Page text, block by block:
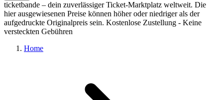
ticketbande – dein zuverlässiger Ticket-Marktplatz weltweit. Die
hier ausgewiesenen Preise können höher oder niedriger als der
aufgedruckte Originalpreis sein. Kostenlose Zustellung - Keine
versteckten Gebühren
Home